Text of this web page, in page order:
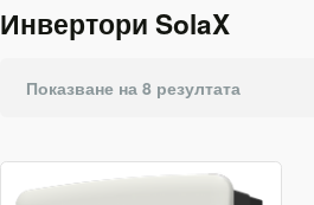
Инвертори SolaX
Показване на 8 резултата